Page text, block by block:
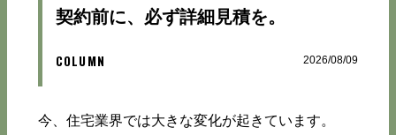
契約前に、必ず詳細見積を。
COLUMN 2026/08/09
今、住宅業界では大きな変化が起きています。